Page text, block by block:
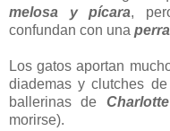
melosa y pícara,
confundan con una perra
Los gatos aportan
diademas y clutches
ballerinas de
morirse).